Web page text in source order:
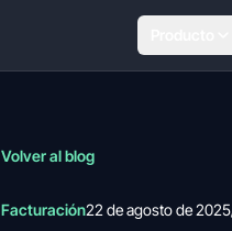
Volver al blog
Facturación22 de agosto de 2025